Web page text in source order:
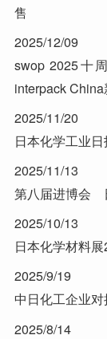
售
2025/12/09
swop 2025十
interpack
2025/11/20
日本化学工业
2025/11/13
第八届进博会
2025/10/13
日本化学材料
2025/9/19
中日化工企业
2025/8/14